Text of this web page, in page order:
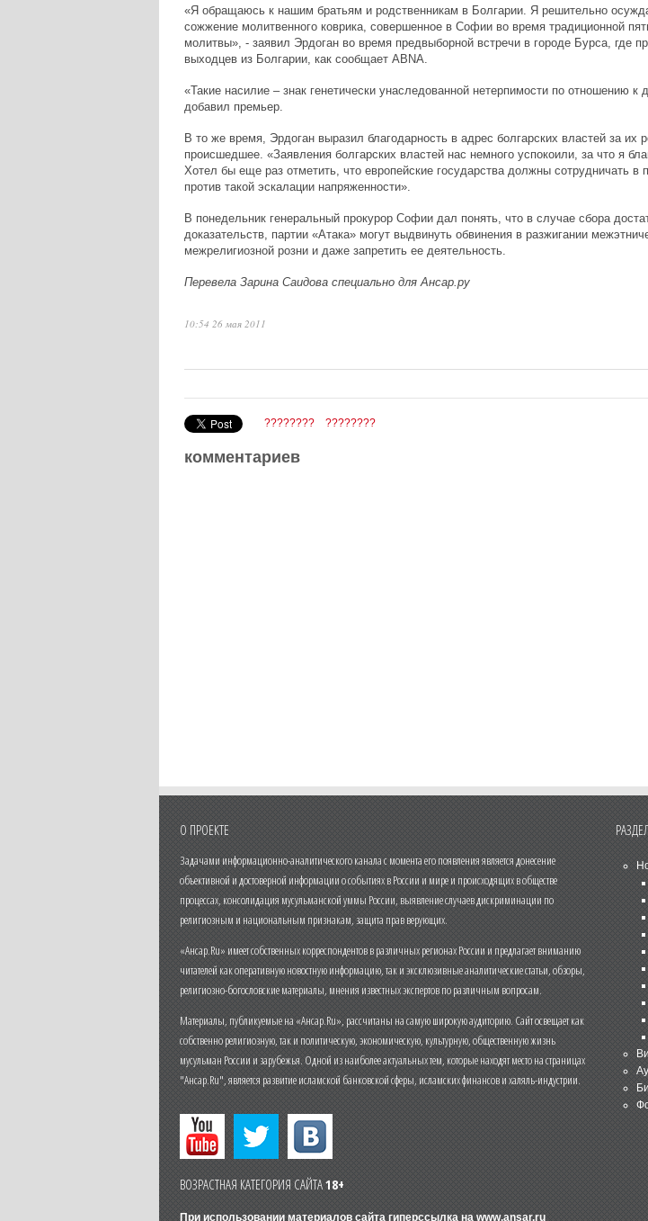
«Я обращаюсь к нашим братьям и родственникам в Болгарии. Я решительно
сожжение молитвенного коврика, совершенное в Софии во время традиционной
молитвы», - заявил Эрдоган во время предвыборной встречи в городе Бурса, где
выходцев из Болгарии, как сообщает ABNA.
«Такие насилие – знак генетически унаследованной нетерпимости по отношению к
добавил премьер.
В то же время, Эрдоган выразил благодарность в адрес болгарских властей за их
происшедшее. «Заявления болгарских властей нас немного успокоили, за что я
Хотел бы еще раз отметить, что европейские государства должны сотрудничать в
против такой эскалации напряженности».
В понедельник генеральный прокурор Софии дал понять, что в случае сбора
доказательств, партии «Атака» могут выдвинуть обвинения в разжигании
межрелигиозной розни и даже запретить ее деятельность.
Перевела Зарина Саидова специально для Ансар.ру
10:54 26 мая 2011
???????? ????????
комментариев
О ПРОЕКТЕ
Задачами информационно-аналитического канала с момента его появления является донесение
объективной и достоверной информации о событиях в России и мире и происходящих в обществе
процессах, консолидация мусульманской уммы России, выявление случаев дискриминации по
религиозным и национальным признакам, защита прав верующих.
«Ансар.Ru» имеет собственных корреспондентов в различных регионах России и предлагает вниманию
читателей как оперативную новостную информацию, так и эксклюзивные аналитические статьи, обзоры,
религиозно-богословские материалы, мнения известных экспертов по различным вопросам.
Материалы, публикуемые на «Ансар.Ru», рассчитаны на самую широкую аудиторию. Сайт освещает как
собственно религиозную, так и политическую, экономическую, культурную, общественную жизнь
мусульман России и зарубежья. Одной из наиболее актуальных тем, которые находят место на страницах
"Ансар.Ru", является развитие исламской банковской сферы, исламских финансов и халяль-индустрии.
ВОЗРАСТНАЯ КАТЕГОРИЯ САЙТА18+
При использовании материалов сайта гиперссылка на www.ansar.ru